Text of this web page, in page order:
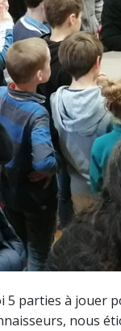
parties à jouer
nous